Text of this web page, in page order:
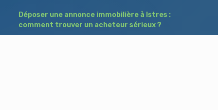
Déposer une annonce immobilière à Istres :
comment trouver un acheteur sérieux ?